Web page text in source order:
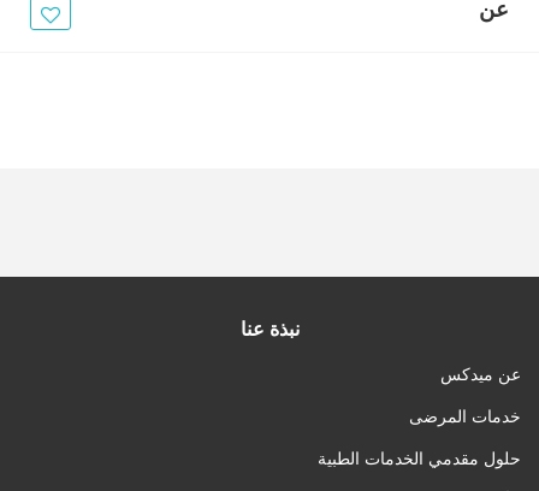
عن
نبذة عنا
عن ميدكس
خدمات المرضى
حلول مقدمي الخدمات الطبية